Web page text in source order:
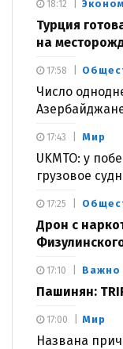
Турция
на
18:12
Число
17:58
Мир
UKMTO: у
грузовое
17:43
Дрон с
17:25
Важно
Пашинян:
17:10
Мир
Названа
17:00